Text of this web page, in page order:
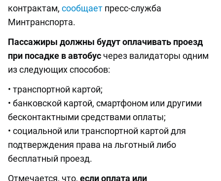
контрактам, сообщает пресс-служба
Минтранспорта.
Пассажиры должны будут оплачивать проезд
при посадке в автобус через валидаторы одним
из следующих способов:
• транспортной картой;
• банковской картой, смартфоном или другими
бесконтактными средствами оплаты;
• социальной или транспортной картой для
подтверждения права на льготный либо
бесплатный проезд.
Отмечается, что, если оплата или